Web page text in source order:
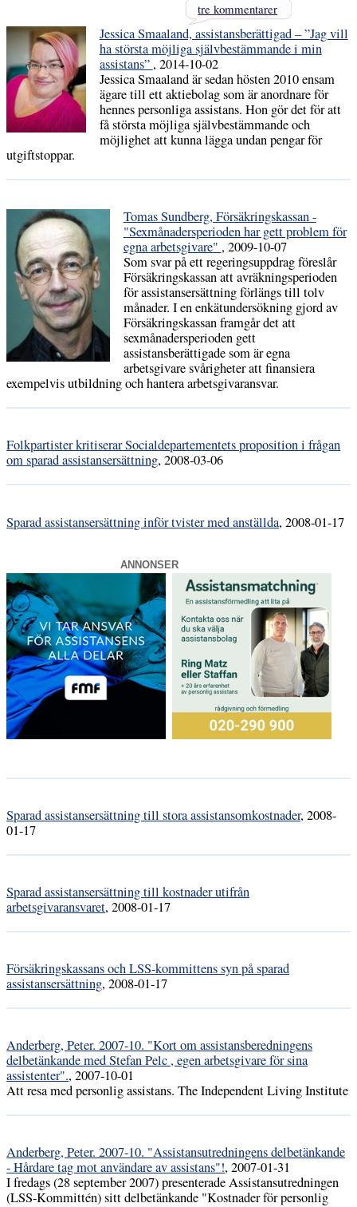
tre kommentarer
Jessica Smaaland, assistansberättigad – ”Jag vill
ha största möjliga självbestämmande i min
assistans” , 2014-10-02
Jessica Smaaland är sedan hösten 2010 ensam
ägare till ett aktiebolag som är anordnare för
hennes personliga assistans. Hon gör det för att
få största möjliga självbestämmande och
möjlighet att kunna lägga undan pengar för
utgiftstoppar.
Tomas Sundberg, Försäkringskassan -
"Sexmånadersperioden har gett problem för
egna arbetsgivare" , 2009-10-07
Som svar på ett regeringsuppdrag föreslår
Försäkringskassan att avräkningsperioden
för assistansersättning förlängs till tolv
månader. I en enkätundersökning gjord av
Försäkringskassan framgår det att
sexmånadersperioden gett
assistansberättigade som är egna
arbetsgivare svårigheter att finansiera
exempelvis utbildning och hantera arbetsgivaransvar.
Folkpartister kritiserar Socialdepartementets proposition i frågan
om sparad assistansersättning, 2008-03-06
Sparad assistansersättning inför tvister med anställda, 2008-01-17
ANNONSER
Sparad assistansersättning till stora assistansomkostnader, 2008-
01-17
Sparad assistansersättning till kostnader utifrån
arbetsgivaransvaret, 2008-01-17
Försäkringskassans och LSS-kommittens syn på sparad
assistansersättning, 2008-01-17
Anderberg, Peter. 2007-10. "Kort om assistansberedningens
delbetänkande med Stefan Pelc , egen arbetsgivare för sina
assistenter"., 2007-10-01
Att resa med personlig assistans. The Independent Living Institute
Anderberg, Peter. 2007-10. "Assistansutredningens delbetänkande
- Hårdare tag mot användare av assistans"!, 2007-01-31
I fredags (28 september 2007) presenterade Assistansutredningen
(LSS-Kommittén) sitt delbetänkande "Kostnader för personlig